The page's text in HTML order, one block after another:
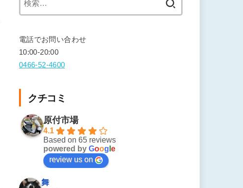
電話でお問い合わせ
10:00-20:00
0466-52-4600
クチコミ
原付市場
4.1
Based on 65 reviews
powered by Goog e
review us on
舞